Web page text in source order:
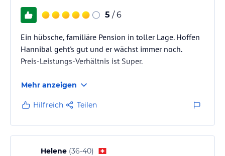
5 / 6
Ein hübsche, familiäre Pension in toller Lage. Hoffen
Hannibal geht's gut und er wächst immer noch.
Preis-Leistungs-Verhältnis ist Super.
Mehr anzeigen
Hilfreich Teilen
Helene (36-40)